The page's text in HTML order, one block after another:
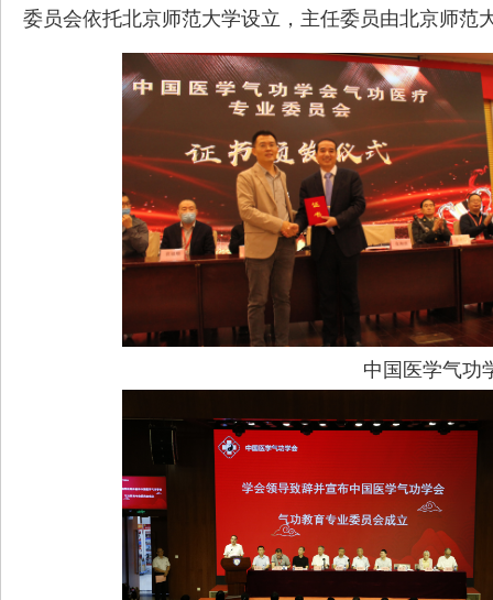
委员会依托北京师范大学设立，主任委员由北京师
中国医学气功